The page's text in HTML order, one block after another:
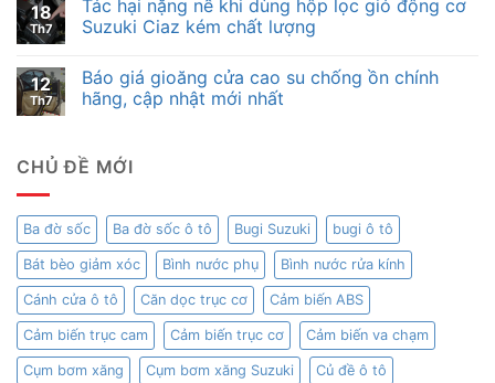
18
Th7
Tác hại nặng nề khi dùng hộp lọc gió động cơ
Suzuki Ciaz kém chất lượng
12
Th7
Báo giá gioăng cửa cao su chống ồn chính
hãng, cập nhật mới nhất
CHỦ ĐỀ MỚI
Ba đờ sốc Ba đờ sốc ô tô Bugi Suzuki bugi ô tô
Bát bèo giảm xóc Bình nước phụ Bình nước rửa kính
Cánh cửa ô tô Căn dọc trục cơ Cảm biến ABS
Cảm biến trục cam Cảm biến trục cơ Cảm biến va chạm
Cụm bơm xăng Cụm bơm xăng Suzuki Củ đề ô tô